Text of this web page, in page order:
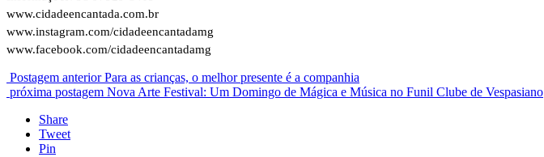
www.cidadeencantada.com.br
www.instagram.com/cidadeencantadamg
www.facebook.com/cidadeencantadamg
Postagem anterior Para as crianças, o melhor presente é a companhia
próxima postagem Nova Arte Festival: Um Domingo de Mágica e Música no Funil Clube de Vespasiano
Share
Tweet
Pin